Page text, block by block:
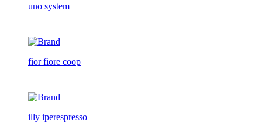
uno system
fior fiore coop
illy iperespresso